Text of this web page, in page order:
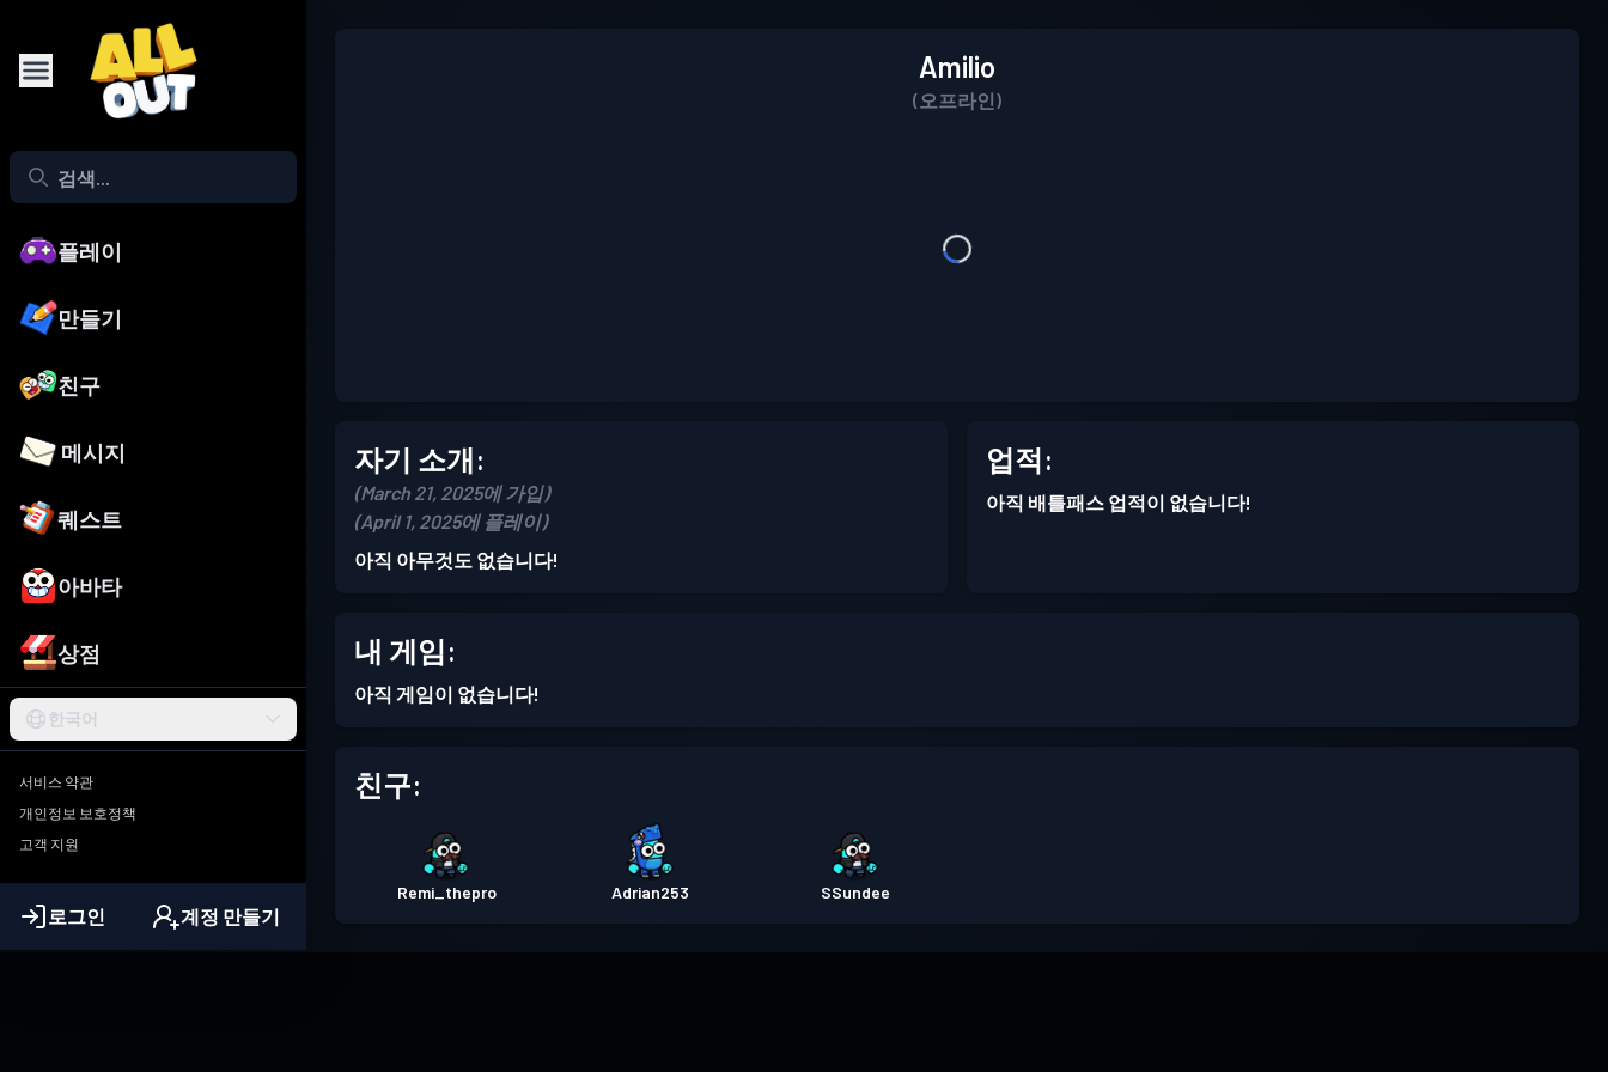
플레이
만들기
친구
메시지
퀘스트
아바타
상점
한국어
서비스 약관
개인정보 보호정책
고객 지원
로그인 계정 만들기
Amilio
(오프라인)
자기 소개:
(March 21, 2025에 가입)
(April 1, 2025에 플레이)
아직 아무것도 없습니다!
업적:
아직 배틀패스 업적이 없습니다!
내 게임:
아직 게임이 없습니다!
친구:
Remi_thepro Adrian253 SSundee